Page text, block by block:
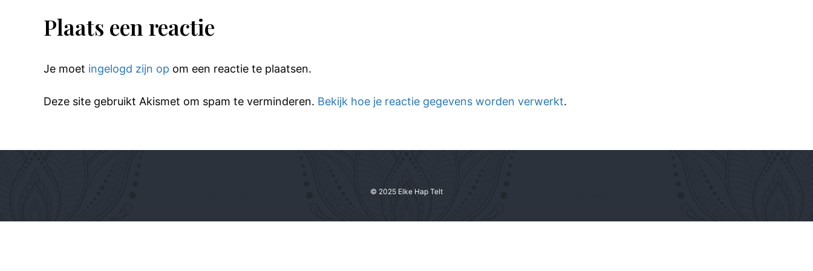
Plaats een reactie
Je moet ingelogd zijn op om een reactie te plaatsen.
Deze site gebruikt Akismet om spam te verminderen. Bekijk hoe je reactie gegevens worden verwerkt.
© 2025 Elke Hap Telt